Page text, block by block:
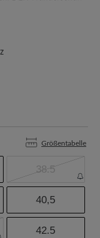
Größentabelle
38.5
40,5
42.5